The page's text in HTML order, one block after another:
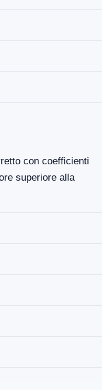
con coefficienti
superiore alla